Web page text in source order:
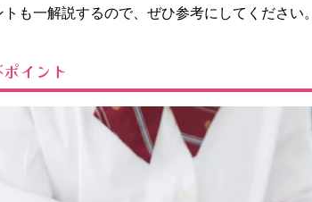
も一解説するので、ぜひ参考にしてください。
イント